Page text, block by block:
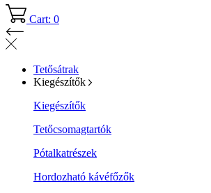
Cart: 0
Tetősátrak
Kiegészítők
Kiegészítők
Tetőcsomagtartók
Pótalkatrészek
Hordozható kávéfőzők